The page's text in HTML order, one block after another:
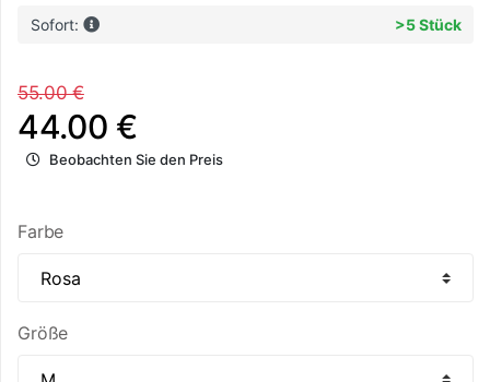
Sofort: >5 Stück
55.00 €
44.00 €
Beobachten Sie den Preis
Farbe
Größe